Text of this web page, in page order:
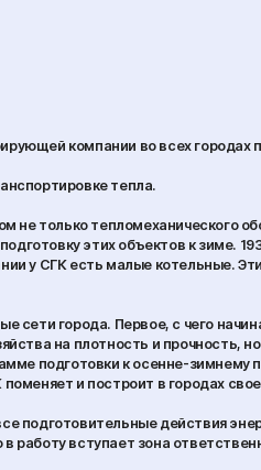
компании во всех городах
тепла.
не только тепломеханического
этих объектов к зиме.
у СГК есть малые котельные.
сети города. Первое, с чего
на плотность и прочность,
подготовки к осенне-
и построит в городах
подготовительные действия
работу вступает зона